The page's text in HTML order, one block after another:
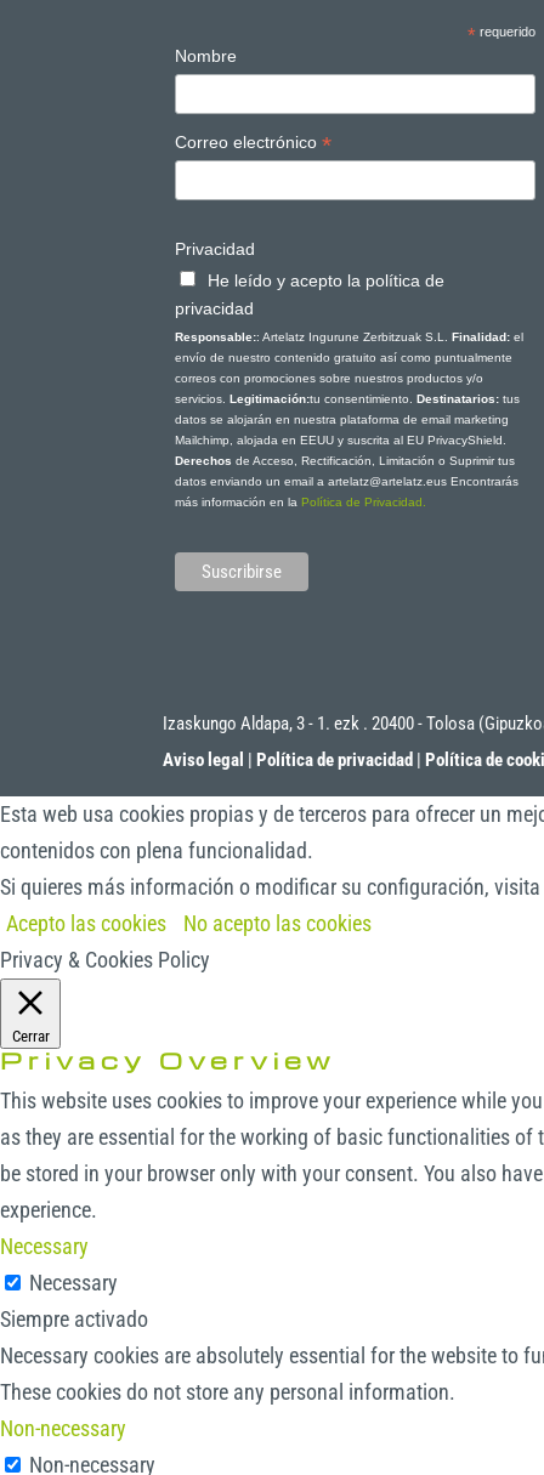
* requerido
Nombre
Correo electrónico *
Privacidad
He leído y acepto la política de
privacidad
Responsable:: Artelatz Ingurune Zerbitzuak S.L. Finalidad:el
envío de nuestro contenido gratuito así como puntualmente
correos con promociones sobre nuestros productos y/o
servicios. Legitimación:tu consentimiento. Destinatarios: tus
datos se alojarán en nuestra plataforma de email marketing
Mailchimp, alojada en EEUU y suscrita al EU PrivacyShield.
Derechos de Acceso, Rectificación, Limitación o Suprimir tus
datos enviando un email a artelatz@artelatz.eus Encontrarás
más información en la Política de Privacidad.
Izaskungo Aldapa, 3 - 1. ezk . 20400 - Tolosa
Aviso legal |Política de privacidad |Política de
Esta web usa cookies propias y de terceros para ofrecer un
contenidos con plena funcionalidad.
Si quieres más información o modificar su configuración, visita
Acepto las cookies
No acepto las cookies
Privacy & Cookies Policy
Cerrar
Privacy Overview
This website uses cookies to improve your experience while
as they are essential for the working of basic functionalities of
be stored in your browser only with your consent. You also
experience.
Necessary
Necessary
Siempre activado
Necessary cookies are absolutely essential for the website to
These cookies do not store any personal information.
Non-necessary
Non-necessary